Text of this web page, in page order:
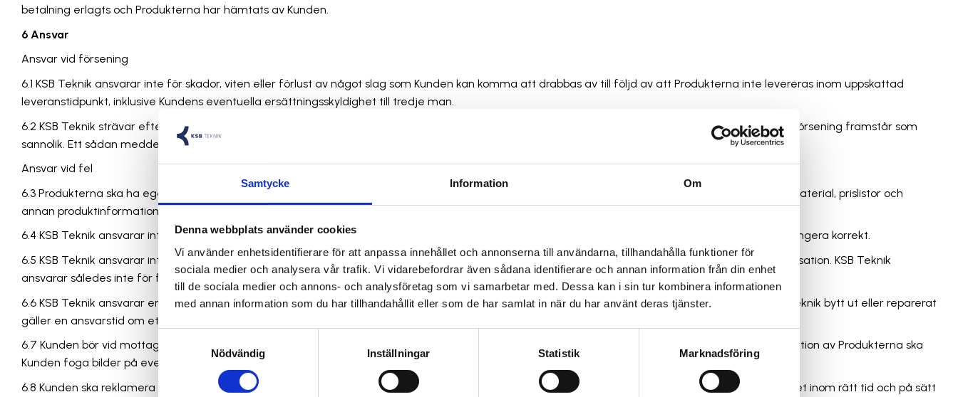
Samtycke Information Om
Denna webbplats använder cookies
Vi använder enhetsidentifierare för att anpassa innehållet och annonserna till användarna, tillhandahålla funktioner för
sociala medier och analysera vår trafik. Vi vidarebefordrar även sådana identifierare och annan information från din enhet
till de sociala medier och annons- och analysföretag som vi samarbetar med. Dessa kan i sin tur kombinera informationen
med annan information som du har tillhandahållit eller som de har samlat in när du har använt deras tjänster.
Nödvändig
Inställningar Statistik Marknadsföring
betalning erlagts och Produkterna har hämtats av Kunden.
6 Ansvar
Ansvar vid försening
6.1 KSB Teknik ansvarar inte för skador, viten eller förlust av något slag som Kunden kan komma att drabbas av till följd av att Produkterna inte levereras inom uppskattad
leveranstidpunkt, inklusive Kundens eventuella ersättningsskyldighet till tredje man.
6.2 KSB Teknik strävar efter att efter bästa förmåga meddela Kunden om KSB Teknik inte kan leverera inom uppskattad leveranstidpunkt, eller om försening framstår som
sannolik. Ett sådan meddelande ska, såvitt möjligt, innehålla en ny uppskattad leveranstidpunkt.
Ansvar vid fel
6.3 Produkterna ska ha egenskaper och vara av en kvalitet som följer av avtalad specifikation. KSB Teknik ansvarar för uppgifter i marknadsföringsmaterial, prislistor och
annan produktinformation endast i den utsträckning Avtalet uttryckligen hänvisar till dem.
6.4 KSB Teknik ansvarar inte för att montera eller installera Produkterna eller att Kunden har de komponenter som behövs för att Produkterna ska fungera korrekt.
6.5 KSB Teknik ansvarar inte för fel eller defekter som beror på tredje man. Med tredje man avses alla parter som inte tillhör KSB Teknik egna organisation. KSB Teknik
ansvarar således inte för fel eller defekter som beror på t.ex. anlitade underleverantörer eller tillverkare.
6.6 KSB Teknik ansvarar endast för fel som förelåg vid tiden för leveransen och som visar sig inom ett (1) år från leveransdagen. För delar som KSB Teknik bytt ut eller reparerat
gäller en ansvarstid om ett (1) år från utbytet eller reparationen.
6.7 Kunden bör vid mottagandet inspektera Produkterna noggrant för att säkerställa att Produkterna är i avtalsenligt skick och kvantitet. Vid reklamation av Produkterna ska
Kunden foga bilder på eventuell skada och en av transportören signerad fraktsedel innehållande information om skadan och/eller förlusten.
6.8 Kunden ska reklamera fel till KSB Teknik senast en (1) vecka från det att Kunden märkt eller borde ha märkt felet. Om Kunden inte reklamerar felet inom rätt tid och på sätt